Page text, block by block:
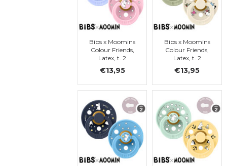
Bibs x Moomins
Colour Friends,
Latex, t. 2
€13,95
Bibs x Moomins
Colour Friends,
Latex, t. 2
€13,95